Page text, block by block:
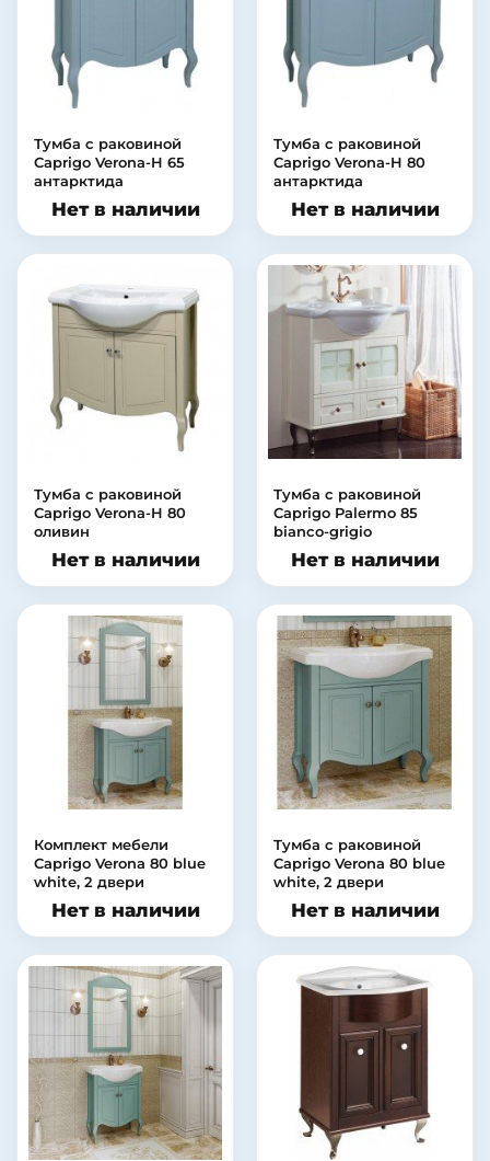
Тумба с раковиной
Caprigo Verona-H 65
антарктида
Нет в наличии
Тумба с раковиной
Caprigo Verona-H 80
антарктида
Нет в наличии
Тумба с раковиной
Caprigo Verona-H 80
оливин
Нет в наличии
Тумба с раковиной
Caprigo Palermo 85
bianco-grigio
Нет в наличии
Комплект мебели
Caprigo Verona 80 blue
white, 2 двери
Нет в наличии
Тумба с раковиной
Caprigo Verona 80 blue
white, 2 двери
Нет в наличии